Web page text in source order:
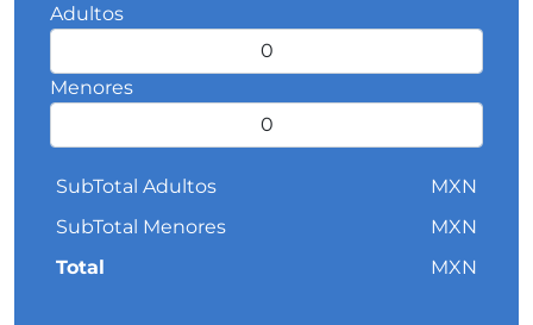
Adultos
Menores
SubTotal Adultos
MXN
SubTotal Menores
MXN
Total
MXN